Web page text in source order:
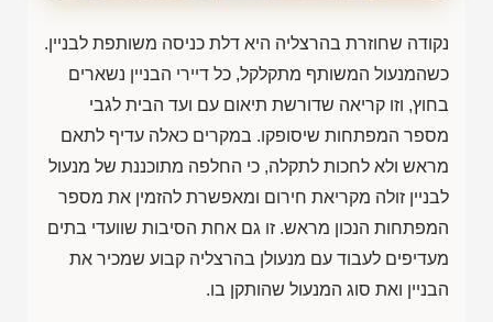
נקודה שחוזרת בהרצליה היא דלת כניסה משותפת לבניין.
כשהמנעול המשותף מתקלקל, כל דיירי הבניין נשארים
בחוץ, וזו קריאה שדורשת תיאום עם ועד הבית לגבי
מספר המפתחות שיסופקו. במקרים כאלה עדיף לתאם
מראש ולא לחכות לתקלה, כי החלפה מתוכננת של מנעול
לבניין זולה מקריאת חירום ומאפשרת להזמין את מספר
המפתחות הנכון מראש. זו גם אחת הסיבות שוועדי בתים
מעדיפים לעבוד עם מנעולן בהרצליה קבוע שמכיר את
הבניין ואת סוג המנעול שהותקן בו.